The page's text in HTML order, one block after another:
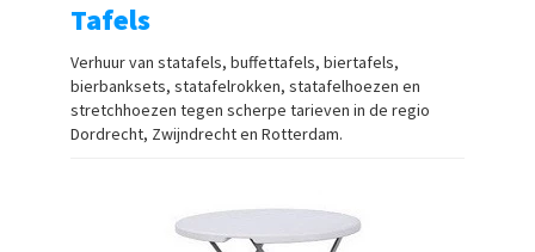
Tafels
Verhuur van statafels, buffettafels, biertafels,
bierbanksets, statafelrokken, statafelhoezen en
stretchhoezen tegen scherpe tarieven in de regio
Dordrecht, Zwijndrecht en Rotterdam.